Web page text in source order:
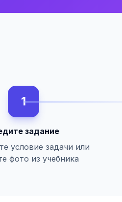
1
задание
условие задачи или
фото из учебника